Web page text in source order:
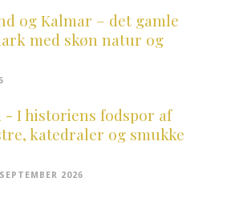
og Kalmar – det gamle
med skøn natur og
- I historiens fodspor af
katedraler og smukke
2026